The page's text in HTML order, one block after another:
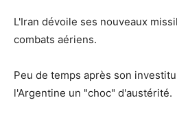
L'Iran dévoile ses nouveaux
combats aériens.
Peu de temps après son
l'Argentine un "choc" d'austérité.